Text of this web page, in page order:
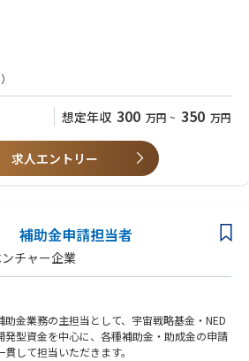
る「軽油」、工場のボイラーや船舶の燃料とな
ゆるエネルギー・動力を支える「石油製品」
対応
茶出しあり）等
ションが取れる方
組める方
ができる方
できる方
想定年収 300 万円 ~ 350 万円
求人エントリー
補助金申請担当者
チャー企業
金業務の主担当として、宇宙戦略基金・NED
発型資金を中心に、各種補助金・助成金の申請
して担当いただきます。